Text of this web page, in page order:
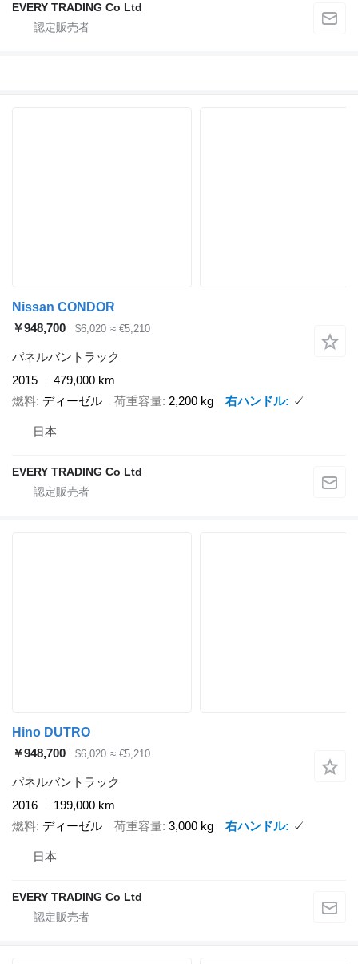
EVERY TRADING Co Ltd
Nissan CONDOR
￥948,700
$6,020 ≈ €5,210
パネルバントラック
2015
479,000 km
燃料 ディーゼル 荷重容量 2,200 kg 右ハンドル ✓
日本
EVERY TRADING Co Ltd
Hino DUTRO
￥948,700
$6,020 ≈ €5,210
パネルバントラック
2016
199,000 km
燃料 ディーゼル 荷重容量 3,000 kg 右ハンドル ✓
日本
EVERY TRADING Co Ltd